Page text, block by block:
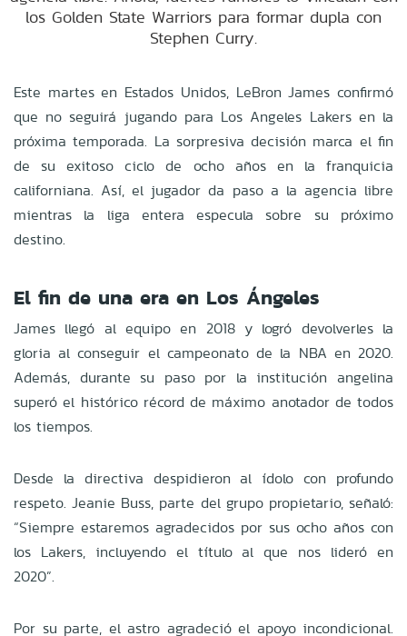
los Golden State Warriors para formar dupla con
Stephen Curry.
Este martes en Estados Unidos, LeBron James confirmó
que no seguirá jugando para Los Angeles Lakers en la
próxima temporada. La sorpresiva decisión marca el fin
de su exitoso ciclo de ocho años en la franquicia
californiana. Así, el jugador da paso a la agencia libre
mientras la liga entera especula sobre su próximo
destino.
El fin de una era en Los Ángeles
James llegó al equipo en 2018 y logró devolverles la
gloria al conseguir el campeonato de la NBA en 2020.
Además, durante su paso por la institución angelina
superó el histórico récord de máximo anotador de todos
los tiempos.
Desde la directiva despidieron al ídolo con profundo
respeto. Jeanie Buss, parte del grupo propietario, señaló:
“Siempre estaremos agradecidos por sus ocho años con
los Lakers, incluyendo el título al que nos lideró en
2020”.
Por su parte, el astro agradeció el apoyo incondicional.